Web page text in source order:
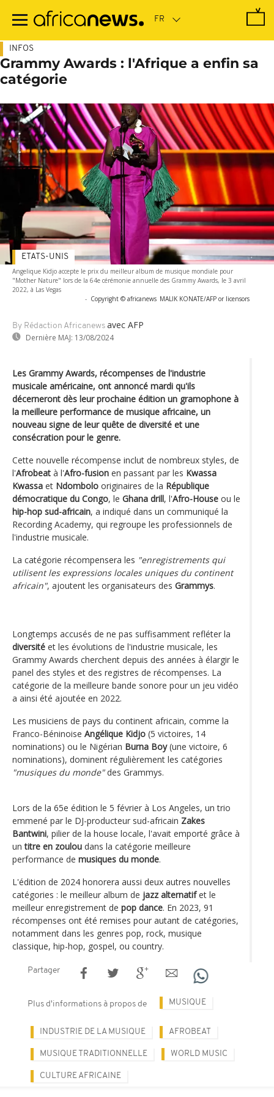
contenu
INFOS
Grammy Awards : l'Afrique a enfin sa
catégorie
Angelique Kidjo accepte le prix du meilleur album de musique mondiale pour
"Mother Nature" lors de la 64e cérémonie annuelle des Grammy Awards, le 3 avril
2022, à Las Vegas
- Copyright © africanews MALIK KONATE/AFP or licensors
By Rédaction Africanews avec AFP
Dernière MAJ: 13/08/2024
ETATS-UNIS
Les Grammy Awards, récompenses de l'industrie
musicale américaine, ont annoncé mardi qu'ils
décerneront dès leur prochaine édition un gramophone à
la meilleure performance de musique africaine, un
nouveau signe de leur quête de diversité et une
consécration pour le genre.
Cette nouvelle récompense inclut de nombreux styles, de
l'Afrobeat à l'Afro-fusion en passant par les Kwassa
Kwassa et Ndombolo originaires de la République
démocratique du Congo, le Ghana drill, l'Afro-House ou le
hip-hop sud-africain, a indiqué dans un communiqué la
Recording Academy, qui regroupe les professionnels de
l'industrie musicale.
La catégorie récompensera les "enregistrements qui
utilisent les expressions locales uniques du continent
africain", ajoutent les organisateurs des Grammys.
Longtemps accusés de ne pas suffisamment refléter la
diversité et les évolutions de l'industrie musicale, les
Grammy Awards cherchent depuis des années à élargir le
panel des styles et des registres de récompenses. La
catégorie de la meilleure bande sonore pour un jeu vidéo
a ainsi été ajoutée en 2022.
Les musiciens de pays du continent africain, comme la
Franco-Béninoise Angélique Kidjo (5 victoires, 14
nominations) ou le Nigérian Burna Boy(une victoire, 6
nominations), dominent régulièrement les catégories
"musiques du monde"des Grammys.
Lors de la 65e édition le 5 février à Los Angeles, un trio
emmené par le DJ-producteur sud-africain Zakes
Bantwini, pilier de la house locale, l'avait emporté grâce à
untitre en zoulou dans la catégorie meilleure
performance de musiques du monde.
L'édition de 2024 honorera aussi deux autres nouvelles
catégories : le meilleur album de jazz alternatifet le
meilleur enregistrement de pop dance. En 2023, 91
récompenses ont été remises pour autant de catégories,
notamment dans les genres pop, rock, musique
classique, hip-hop, gospel, ou country.
Partager
Plus d'informations à propos de MUSIQUE
INDUSTRIE DE LA MUSIQUE AFROBEAT
MUSIQUE TRADITIONNELLE WORLD MUSIC
CULTURE AFRICAINE